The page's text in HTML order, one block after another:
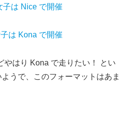
子は Nice で開催
は Kona で開催
やはり Kona で走りたい！ とい
うで、このフォーマットはあま